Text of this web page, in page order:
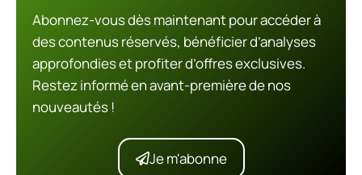
Abonnez-vous dès maintenant pour accéder à
des contenus réservés, bénéficier d’analyses
approfondies et profiter d’offres exclusives.
Restez informé en avant-première de nos
nouveautés !
Je m'abonne